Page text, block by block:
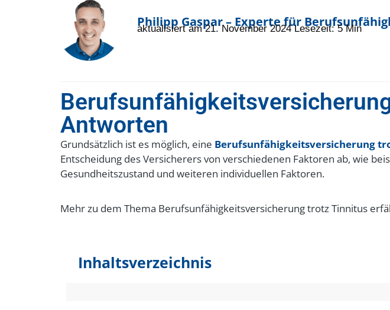
Philipp Gaspar – Experte für
aktualisiert am 21. November 2024 Lesezeit: 5 Min
Antworten
Grundsätzlich ist es möglich, eine Berufsunfähigkeitsversicherung
Entscheidung des Versicherers von verschiedenen Faktoren ab, wie
Gesundheitszustand und weiteren individuellen Faktoren.
Mehr zu dem Thema Berufsunfähigkeitsversicherung trotz Tinnitus
Inhaltsverzeichnis